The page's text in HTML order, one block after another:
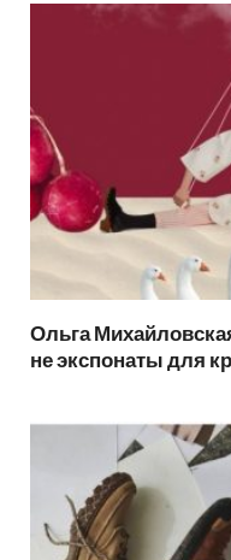
Ольга
не экспонаты для